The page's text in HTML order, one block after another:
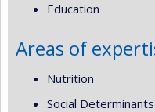
Education
Areas of
Nutrition
Social